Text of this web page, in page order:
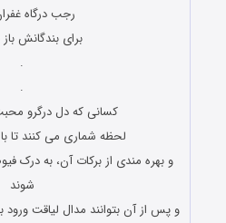
رجب درگاه
برای بندگانش
.
.
کسانی که دل درگرو
لحظه شماری می کنند تا
و بهره مندی از برکات آن، به درک
شوند
و پس از آن بتوانند مدال لیاقت